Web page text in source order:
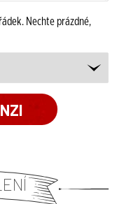
Nechte prázdné,